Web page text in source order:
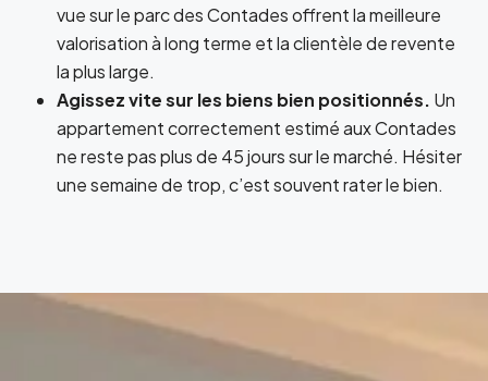
vue sur le parc des Contades offrent la meilleure
valorisation à long terme et la clientèle de revente
la plus large.
Agissez vite sur les biens bien positionnés. Un
appartement correctement estimé aux Contades
ne reste pas plus de 45 jours sur le marché. Hésiter
une semaine de trop, c’est souvent rater le bien.